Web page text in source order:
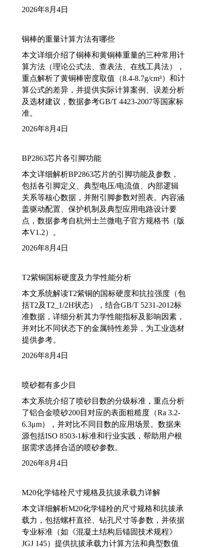
2026年8月4日
铜棒的重量计算方法有哪些
本文详细介绍了铜棒和黄铜棒重量的三种常用计
算方法（理论公式法、查表法、在线工具法），
重点解析了黄铜棒密度取值（8.4-8.7g/cm³）和计
算公式的差异，并提供实际计算案例、误差分析
及选材建议，数据参考GB/T 4423-2007等国家标
准。
2026年8月4日
BP2863芯片各引脚功能
本文详细解析BP2863芯片的引脚功能及参数，
包括各引脚定义、典型电压/电流值、内部逻辑
关系等核心数据，并附引脚参数对照表。内容涵
盖驱动配置、保护机制及典型应用电路设计要
点，数据参考自杭州士兰微电子官方规格书（版
本V1.2）。
2026年8月4日
T2紫铜国标硬度及力学性能分析
本文系统解读T2紫铜的国标硬度和抗拉强度（包
括T2及T2_1/2H状态），结合GB/T 5231-2012标
准数据，详细分析其力学性能指标及影响因素，
并对比不同状态下的金属特性差异，为工业选材
提供参考。
2026年8月4日
喷砂都有多少目
本文系统介绍了喷砂目数的分级标准，重点分析
了铝合金喷砂200目对应的表面粗糙度（Ra 3.2-
6.3μm），并对比不同目数的应用场景。数据来
源包括ISO 8503-1标准和行业实践，帮助用户根
据需求选择合适的喷砂参数。
2026年8月4日
M20化学锚栓尺寸规格及抗拔承载力详解
本文详细解析M20化学锚栓的尺寸规格和抗拔承
载力，包括螺杆直径、钻孔尺寸等参数，并依据
专业标准（如《混凝土结构后锚固技术规程》
JGJ 145）提供抗拔承载力计算方法和典型数值